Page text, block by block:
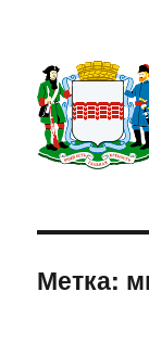
Метка: